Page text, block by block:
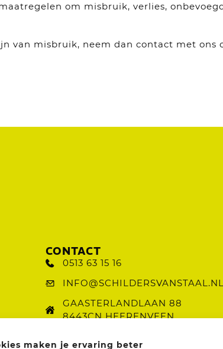
maken je ervaring beter
om misbruik, verlies,
van misbruik, neem dan contact met ons
CONTACT
0513 63 15 16
INFO@SCHILDERSVANSTAAL.NL
GAASTERLANDLAAN 88
8443CN HEERENVEEN